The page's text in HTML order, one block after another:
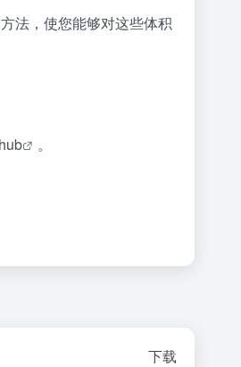
法，使您能够对这些体积
。
下载